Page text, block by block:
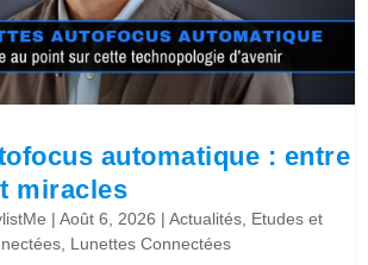
automatique : entre
miracles
|Août 6, 2026 |Actualités, Etudes et
, Lunettes Connectées